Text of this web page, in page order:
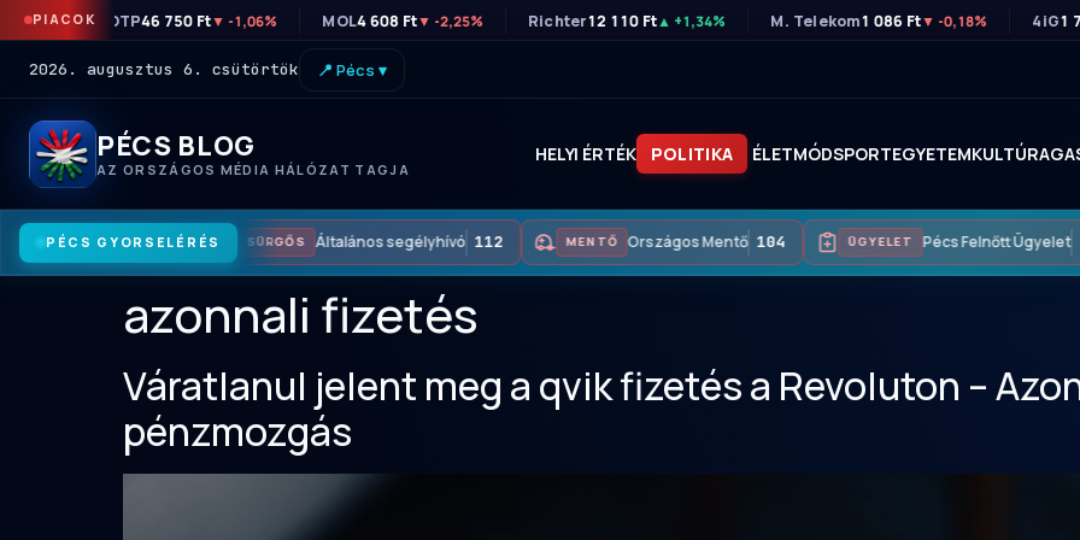
PIACOK OTP46 750 Ft▼ -1,06% MOL4 608 Ft▼ -2,25% Richter12 110 Ft▲ +1,34% M. Telekom1 086 Ft▼ -0,18% 4iG1
2026. augusztus 6. csütörtök 📍 Pécs ▾
PÉCS BLOG
AZ ORSZÁGOS MÉDIA HÁLÓZAT TAGJA
HELYI ÉRTÉK POLITIKA ÉLETMÓDSPORTEGYETEMKULTÚRA
PÉCS GYORSELÉRÉS SÜRGŐS Általános segélyhívó 112 MENTŐ Országos Mentő 104 ÜGYELET Pécs Felnőtt Ügyelet
azonnali fizetés
Váratlanul jelent meg a qvik fizetés a Revoluton –
pénzmozgás